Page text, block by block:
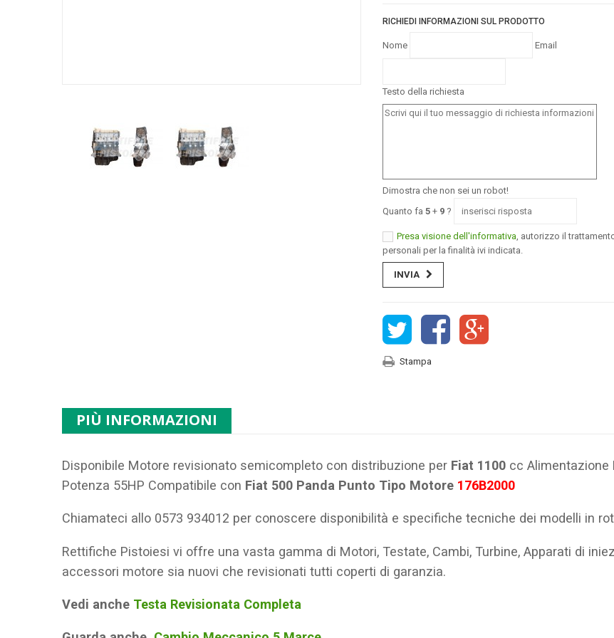
RICHIEDI INFORMAZIONI SUL PRODOTTO
Nome Email
Testo della richiesta
Dimostra che non sei un robot!
Quanto fa 5 + 9 ?
Presa visione dell'informativa , autorizzo il
personali per la finalità ivi indicata.
INVIA
Stampa
PIÙ INFORMAZIONI
Disponibile Motore revisionato semicompleto con distribuzione per Fiat 1100 cc Alimentazione
Potenza 55HP Compatibile con Fiat 500 Panda Punto Tipo Motore 176B2000
Chiamateci allo 0573 934012 per conoscere disponibilità e specifiche tecniche dei modelli in
Rettifiche Pistoiesi vi offre una vasta gamma di Motori, Testate, Cambi, Turbine, Apparati di
accessori motore sia nuovi che revisionati tutti coperti di garanzia.
Vedi anche Testa Revisionata Completa